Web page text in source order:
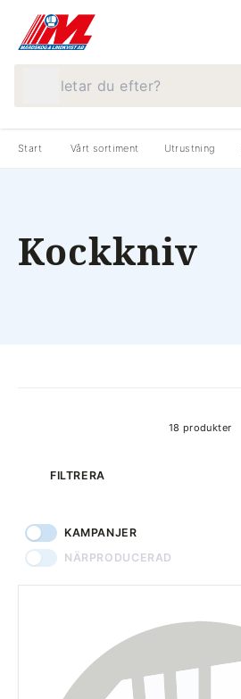
Start Vårt sortiment Utrustning
Kockkniv
18 produkter
FILTRERA
KAMPANJER
NÄRPRODUCERAD